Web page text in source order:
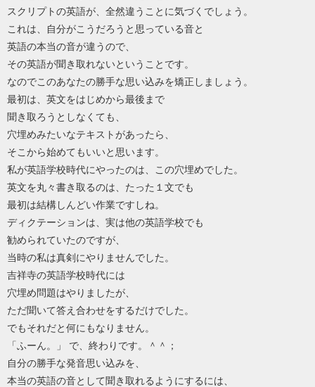
スクリプトの英語が、全然違うことに気づくでしょう。
これは、自分がこうだろうと思っている音と
英語の本当の音が違うので、
その英語が聞き取れないということです。
なのでこのあなたの勝手な思い込みを矯正しましょう。
最初は、英文をはじめから最後まで
聞き取ろうとしなくても、
穴埋めみたいなテキストがあったら、
そこから始めてもいいと思います。
私が英語学校時代にやったのは、この穴埋めでした。
英文を丸々書き取るのは、たった１文でも
最初は結構しんどい作業ですしね。
ディクテーションは、実は他の英語学校でも
勧められていたのですが、
当時の私は真剣にやりませんでした。
吉祥寺の英語学校時代には
穴埋め問題はやりましたが、
ただ聞いて答え合わせをするだけでした。
でもそれだと何にもなりません。
「ふーん。」 で、終わりです。＾＾；
自分の勝手な発音思い込みを、
本当の英語の音として聞き取れるようにするには、